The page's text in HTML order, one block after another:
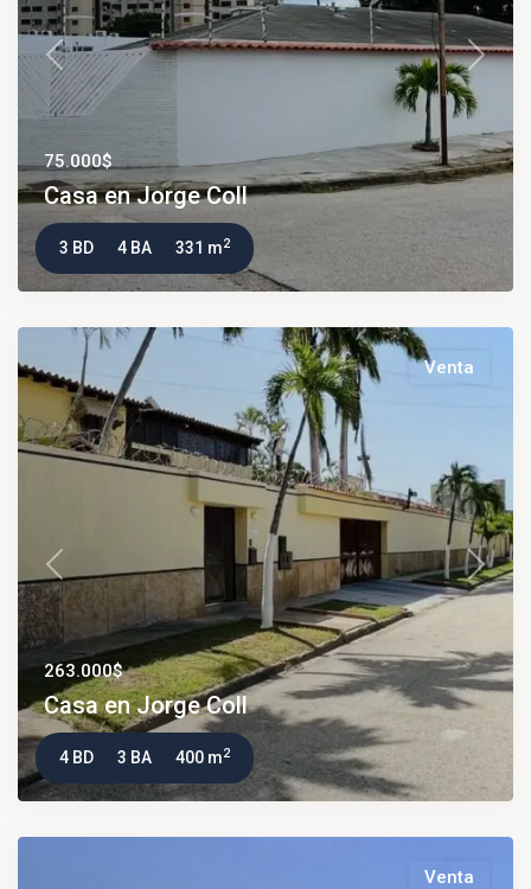
Previous Next
75.000$
Casa en Jorge Coll
3 BD 4 BA 331 m2
Venta
Previous Next
263.000$
Casa en Jorge Coll
4 BD 3 BA 400 m2
Venta